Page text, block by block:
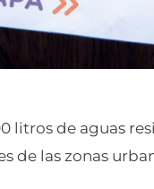
litros de aguas
de las zonas